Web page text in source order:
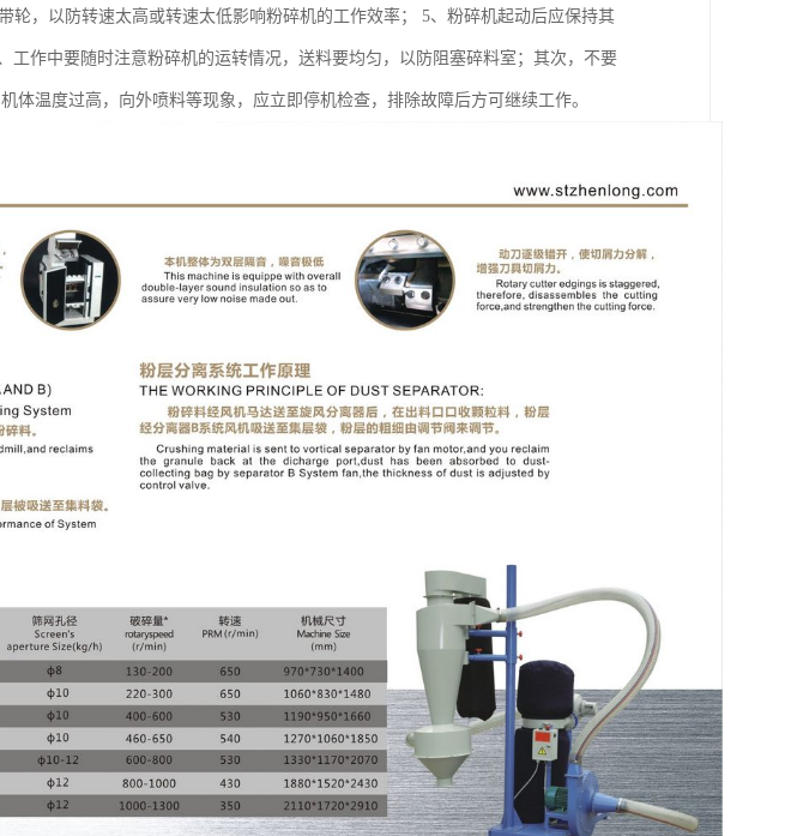
轮，以防转速太高或转速太低影响粉碎机的工作效率； 5、粉碎机起动后应保持其
工作中要随时注意粉碎机的运转情况，送料要均匀，以防阻塞碎料室；其次，不要
体温度过高，向外喷料等现象，应立即停机检查，排除故障后方可继续工作。